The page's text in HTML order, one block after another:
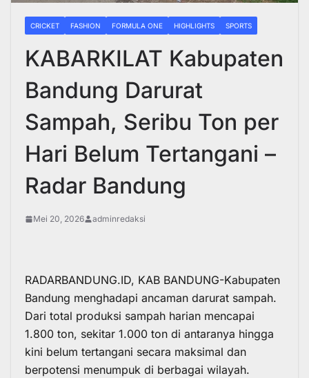
CRICKET FASHION FORMULA ONE HIGHLIGHTS SPORTS
KABARKILAT Kabupaten
Bandung Darurat
Sampah, Seribu Ton per
Hari Belum Tertangani –
Radar Bandung
Mei 20, 2026 adminredaksi
RADARBANDUNG.ID, KAB BANDUNG-Kabupaten
Bandung menghadapi ancaman darurat sampah.
Dari total produksi sampah harian mencapai
1.800 ton, sekitar 1.000 ton di antaranya hingga
kini belum tertangani secara maksimal dan
berpotensi menumpuk di berbagai wilayah.